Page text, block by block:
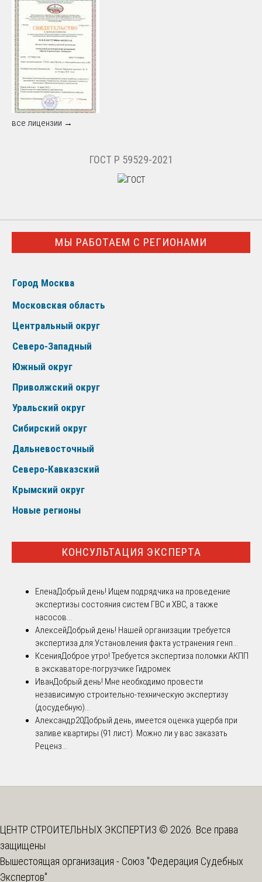
все лицензии →
ГОСТ Р 59529-2021
МЫ РАБОТАЕМ С РЕГИОНАМИ
Город Москва
Московская область
Центральный округ
Северо-Западный
Южный округ
Приволжский округ
Уральский округ
Сибирский округ
Дальневосточный
Северо-Кавказский
Крымский округ
Новые регионы
КОНСУЛЬТАЦИЯ ЭКСПЕРТА
ЕленаДобрый день! Ищем подрядчика на проведение
экспертизы состояния систем ГВС и ХВС, а также
насосов...
АлексейДобрый день! Нашей организации требуется
экспертиза для:Установления факта устранения генп...
КсенияДоброе утро! Требуется экспертиза поломки АКПП
в экскаваторе-погрузчике Гидромек
ИванДобрый день! Мне необходимо провести
независимую строительно-техническую экспертизу
(досудебную)...
Александр20Добрый день, имеется оценка ущерба при
заливе квартиры (91 лист). Можно ли у вас заказать
Реценз...
ЦЕНТР СТРОИТЕЛЬНЫХ ЭКСПЕРТИЗ © 2026. Все права
защищены
Вышестоящая организация - Союз "Федерация Судебных
Экспертов"